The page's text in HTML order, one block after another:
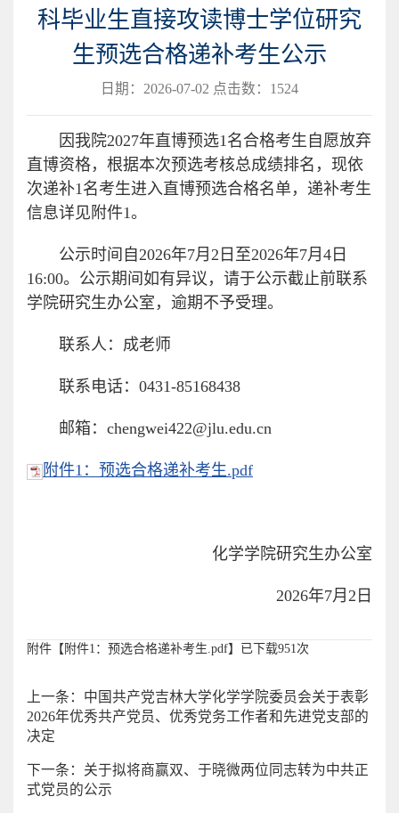
科毕业生直接攻读博士学位研究
生预选合格递补考生公示
日期：2026-07-02 点击数： 1524
因我院2027年直博预选1名合格考生自愿放弃
直博资格，根据本次预选考核总成绩排名，现依
次递补1名考生进入直博预选合格名单，递补考生
信息详见附件1。
公示时间自2026年7月2日至2026年7月4日
16:00。公示期间如有异议，请于公示截止前联系
学院研究生办公室，逾期不予受理。
联系人：成老师
联系电话：0431-85168438
邮箱：chengwei422@jlu.edu.cn
附件1：预选合格递补考生.pdf
化学学院研究生办公室
2026年7月2日
附件【 附件1：预选合格递补考生.pdf】已下载951次
上一条：中国共产党吉林大学化学学院委员会关于表彰
2026年优秀共产党员、优秀党务工作者和先进党支部的
决定
下一条：关于拟将商赢双、于晓微两位同志转为中共正
式党员的公示